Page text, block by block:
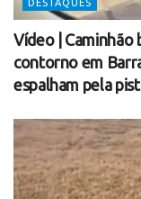
DESTAQUES
Vídeo | Caminhão
contorno em
espalham pela